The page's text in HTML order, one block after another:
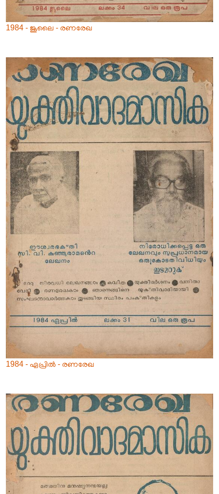
1984 - ജൂലൈ - രണരേഖ
1984 - ഏപ്രിൽ - രണരേഖ